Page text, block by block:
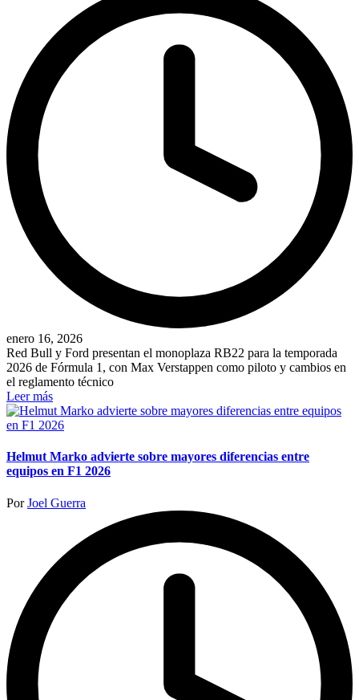
enero 16, 2026
Red Bull y Ford presentan el monoplaza RB22 para la temporada
2026 de Fórmula 1, con Max Verstappen como piloto y cambios en
el reglamento técnico
Leer más
Helmut Marko advierte sobre mayores diferencias entre
equipos en F1 2026
Publicado
PorJoel Guerra